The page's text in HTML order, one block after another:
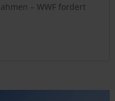
– WWF fordert